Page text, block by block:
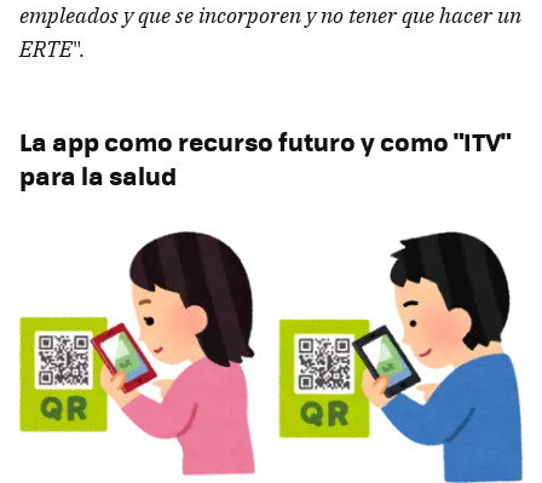
empleados y que se incorporen y no tener que hacer un
ERTE".
La app como recurso futuro y como "ITV"
para la salud